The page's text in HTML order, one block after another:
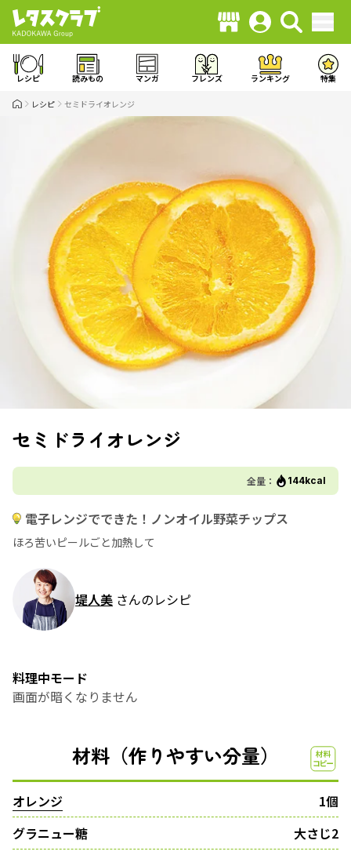
レシピ 読みもの マンガ フレンズ ランキング 特集
レシピ セミドライオレンジ
セミドライオレンジ
全量： 144kcal
電子レンジでできた！ノンオイル野菜チップス
ほろ苦いピールごと加熱して
堤人美 さんのレシピ
料理中モード
画面が暗くなりません
材料（作りやすい分量）
オレンジ
1個
グラニュー糖
大さじ2